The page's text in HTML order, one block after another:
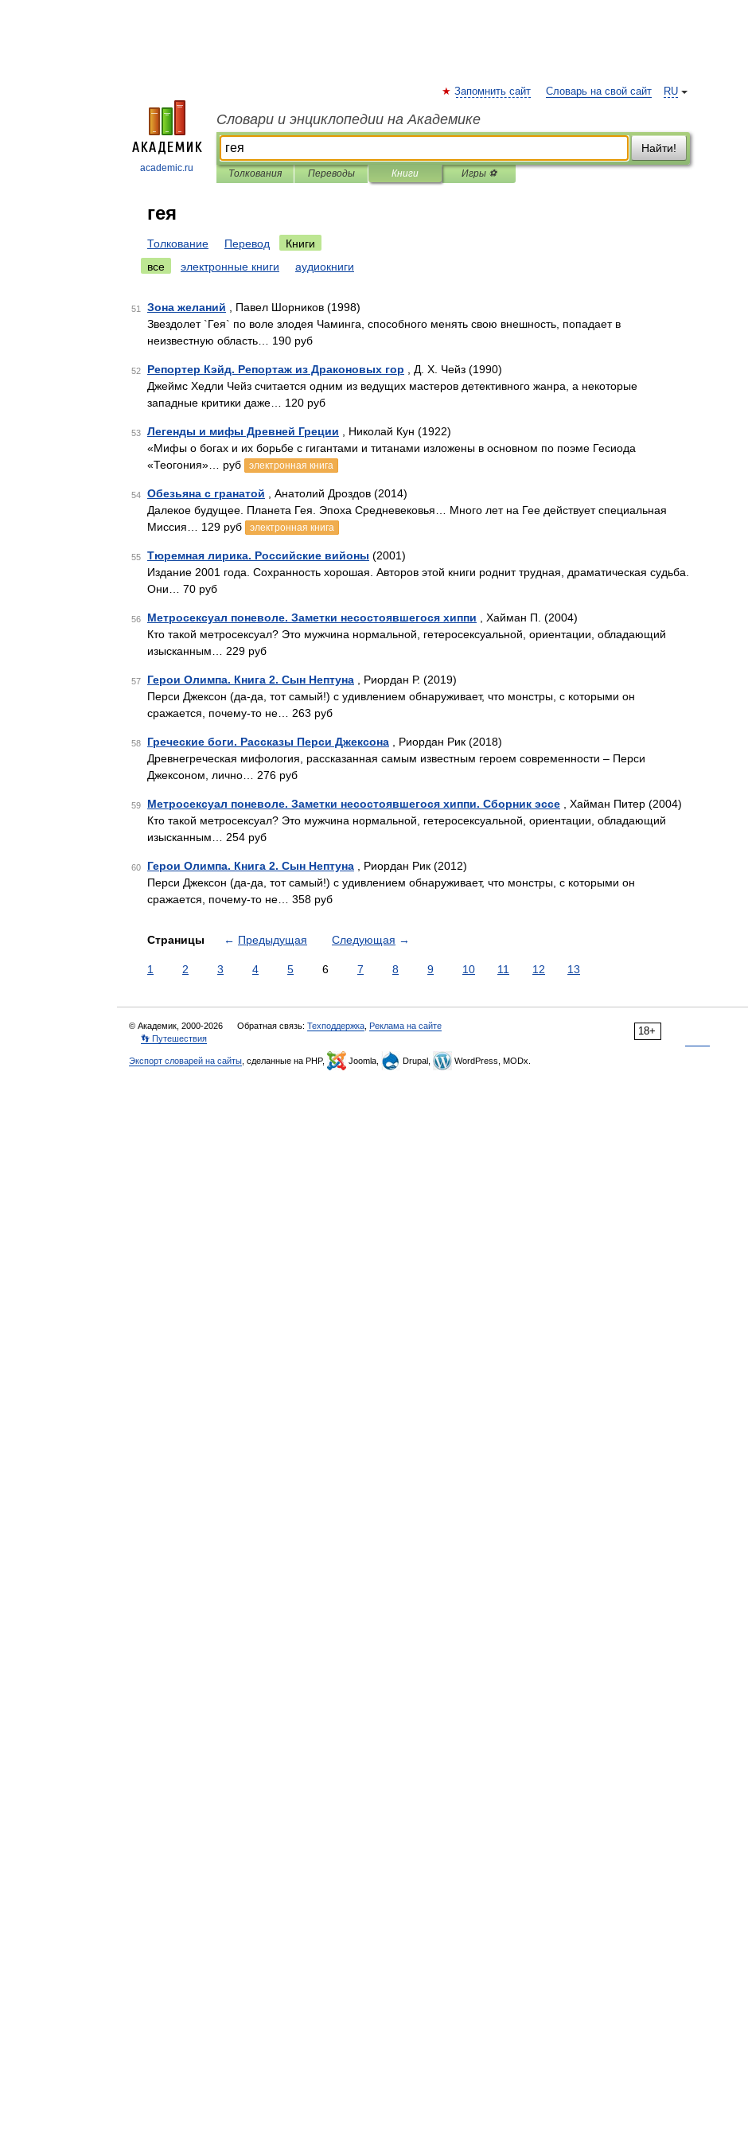
academic.ru
RU
Запомнить сайт Словарь на свой сайт
Словари и энциклопедии на Академике
Найти!
Толкования Переводы Книги Игры ⚽
гея
Толкование Перевод
Книги
все
электронные книги аудиокниги
51 Зона желаний , Павел Шорников (1998)
Звездолет `Гея` по воле злодея Чаминга, способного менять свою внешность, попадает в
неизвестную область… 190 руб
52 Репортер Кэйд. Репортаж из Драконовых гор , Д. Х. Чейз (1990)
Джеймс Хедли Чейз считается одним из ведущих мастеров детективного жанра, а некоторые
западные критики даже… 120 руб
53 Легенды и мифы Древней Греции , Николай Кун (1922)
«Мифы о богах и их борьбе с гигантами и титанами изложены в основном по поэме Гесиода
«Теогония»… руб
электронная книга
54 Обезьяна с гранатой , Анатолий Дроздов (2014)
Далекое будущее. Планета Гея. Эпоха Средневековья… Много лет на Гее действует специальная
Миссия… 129 руб
электронная книга
55 Тюремная лирика. Российские вийоны (2001)
Издание 2001 года. Сохранность хорошая. Авторов этой книги роднит трудная, драматическая судьба.
Они… 70 руб
56 Метросексуал поневоле. Заметки несостоявшегося хиппи , Хайман П. (2004)
Кто такой метросексуал? Это мужчина нормальной, гетеросексуальной, ориентации, обладающий
изысканным… 229 руб
57 Герои Олимпа. Книга 2. Сын Нептуна , Риордан Р. (2019)
Перси Джексон (да-да, тот самый!) с удивлением обнаруживает, что монстры, с которыми он
сражается, почему-то не… 263 руб
58 Греческие боги. Рассказы Перси Джексона , Риордан Рик (2018)
Древнегреческая мифология, рассказанная самым известным героем современности – Перси
Джексоном, лично… 276 руб
59 Метросексуал поневоле. Заметки несостоявшегося хиппи. Сборник эссе , Хайман Питер (2004)
Кто такой метросексуал? Это мужчина нормальной, гетеросексуальной, ориентации, обладающий
изысканным… 254 руб
60 Герои Олимпа. Книга 2. Сын Нептуна , Риордан Рик (2012)
Перси Джексон (да-да, тот самый!) с удивлением обнаруживает, что монстры, с которыми он
сражается, почему-то не… 358 руб
Страницы ← Предыдущая Следующая →
1 2 3 4 5 6 7 8 9 10 11 12 13
18+
© Академик, 2000-2026 Обратная связь: Техподдержка Реклама на сайте
👣 Путешествия
Экспорт словарей на сайты , сделанные на PHP, Joomla, Drupal, WordPress, MODx.